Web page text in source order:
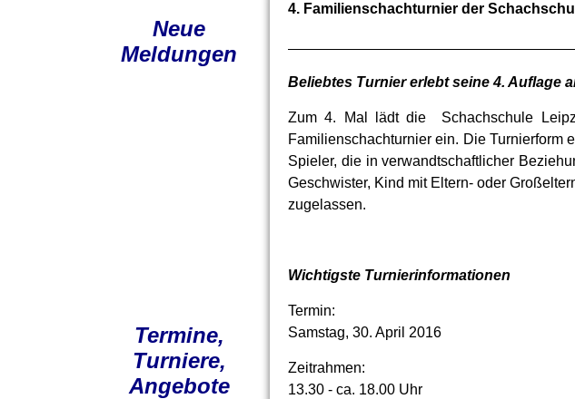
4. Familienschachturnier der
Beliebtes Turnier erlebt seine 4. Auflage
Zum 4. Mal lädt die Schachschule
Familienschachturnier ein. Die Turnierform
Spieler, die in verwandtschaftlicher
Geschwister, Kind mit Eltern- oder
zugelassen.
Wichtigste Turnierinformationen
Termin:
Samstag, 30. April 2016
Zeitrahmen:
13.30 - ca. 18.00 Uhr
Neue
Meldungen
Termine,
Turniere,
Angebote